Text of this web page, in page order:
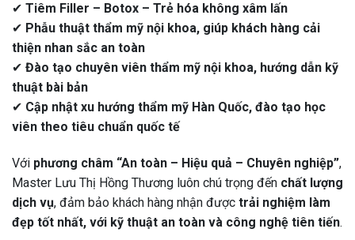
✔ Tiêm Filler – Botox – Trẻ hóa không xâm lấn
✔ Phẫu thuật thẩm mỹ nội khoa, giúp khách hàng cải
thiện nhan sắc an toàn
✔ Đào tạo chuyên viên thẩm mỹ nội khoa, hướng dẫn kỹ
thuật bài bản
✔ Cập nhật xu hướng thẩm mỹ Hàn Quốc, đào tạo học
viên theo tiêu chuẩn quốc tế
Với phương châm “An toàn – Hiệu quả – Chuyên nghiệp”,
Master Lưu Thị Hồng Thương luôn chú trọng đến chất lượng
dịch vụ, đảm bảo khách hàng nhận được trải nghiệm làm
đẹp tốt nhất, với kỹ thuật an toàn và công nghệ tiên tiến.